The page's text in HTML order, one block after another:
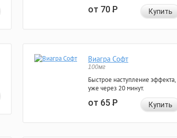
от 70Р Купить
Виагра Софт
100мг
Быстрое наступление эффекта,
уже через 20 минут.
от 65Р Купить